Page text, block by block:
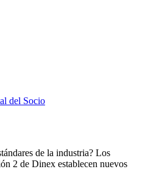
del Socio
de la industria? Los
2 de Dinex establecen nuevos